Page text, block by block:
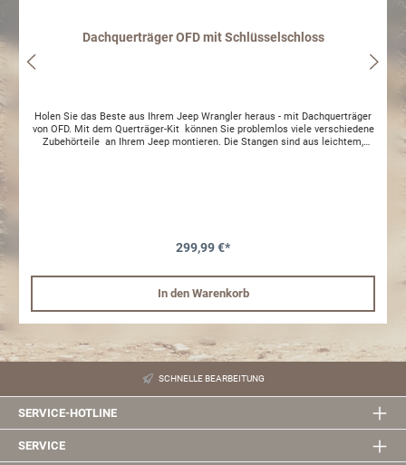
Dachquerträger OFD mit Schlüsselschloss
Holen Sie das Beste aus Ihrem Jeep Wrangler heraus - mit Dachquerträger
von OFD. Mit dem Querträger-Kit können Sie problemlos viele verschiedene
Zubehörteile an Ihrem Jeep montieren. Die Stangen sind aus leichtem,
Abschrauben vom Auto gesichert Ermöglicht eine bessere Organisation der
mitgeführten Dinge Universelles schwarzes Finish Bietet Platz für eine
Nut: 20 mm x 9 mm Lieferumfang: (2) Querstrebe (4) Halterung (2)
Schlüssel (2) Gummidichtung Montagesatz Hinweise: Kein Bohren
299,99 €*
In den Warenkorb
SCHNELLE BEARBEITUNG
SERVICE-HOTLINE
SERVICE